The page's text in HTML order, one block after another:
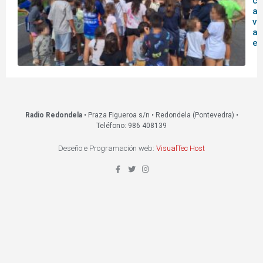
Radio Redondela• Praza Figueroa s/n • Redondela (Pontevedra) •
Teléfono: 986 408139
Deseño e Programación web: VisualTec Host